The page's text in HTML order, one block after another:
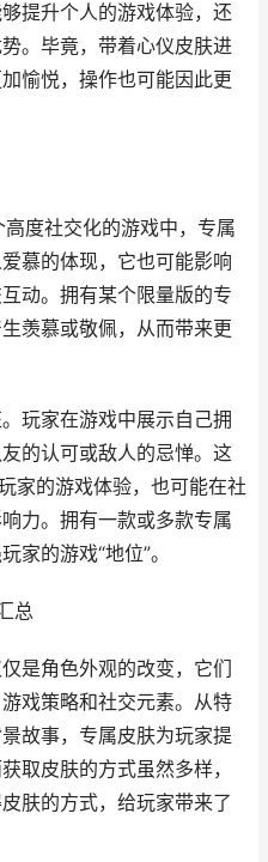
提升个人的游戏体验，还
。毕竟，带着心仪皮肤进
愉悦，操作也可能因此更
度社交化的游戏中，专属
慕的体现，它也可能影响
动。拥有某个限量版的专
羡慕或敬佩，从而带来更
玩家在游戏中展示自己拥
的认可或敌人的忌惮。这
家的游戏体验，也可能在社
力。拥有一款或多款专属
家的游戏“地位”。
总
是角色外观的改变，它们
戏策略和社交元素。从特
故事，专属皮肤为玩家提
取皮肤的方式虽然多样，
肤的方式，给玩家带来了